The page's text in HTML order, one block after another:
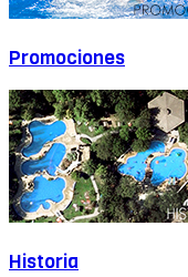
Promociones
Historia